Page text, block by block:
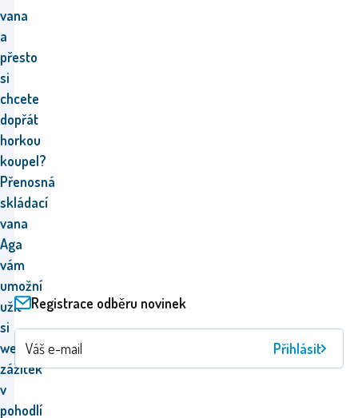
vana
a
přesto
si
chcete
dopřát
horkou
koupel?
Přenosná
skládací
vana
Aga
vám
umožní
užít
si
wellness
zážitek
v
pohodlí
Registrace odběru novinek
Přihlásit